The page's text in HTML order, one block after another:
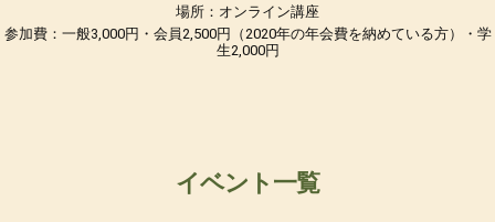
場所：オンライン講座
参加費：一般3,000円・会員2,500円（2020年の年会費を納めている方）・学
生2,000円
イベント一覧